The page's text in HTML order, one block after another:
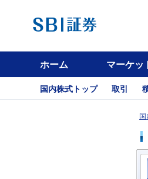
ホーム マーケッ
国内株式トップ 取引